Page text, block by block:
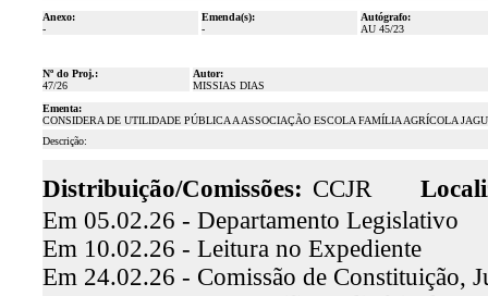
Anexo:
-
Emenda(s):
-
Autógrafo:
AU 45/23
Nº do Proj.:
47/26
Autor:
MISSIAS DIAS
Ementa:
CONSIDERA DE UTILIDADE PÚBLICA A ASSOCIAÇÃO ESCOLA FAMÍLIA AGRÍCOLA
Descrição:
Distribuição/Comissões: CCJR
Em 05.02.26 - Departamento Legislativo
Em 10.02.26 - Leitura no Expediente
Em 24.02.26 - Comissão de Constituição,